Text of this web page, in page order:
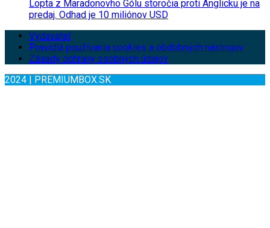
Lopta z Maradonovho Gólu storočia proti Anglicku je na
predaj. Odhad je 10 miliónov USD
Vydavateľ
Pravidlá používania cookies a obdobných nástrojov
Zásady ochrany osobných údajov
2024 | PREMIUMBOX.SK